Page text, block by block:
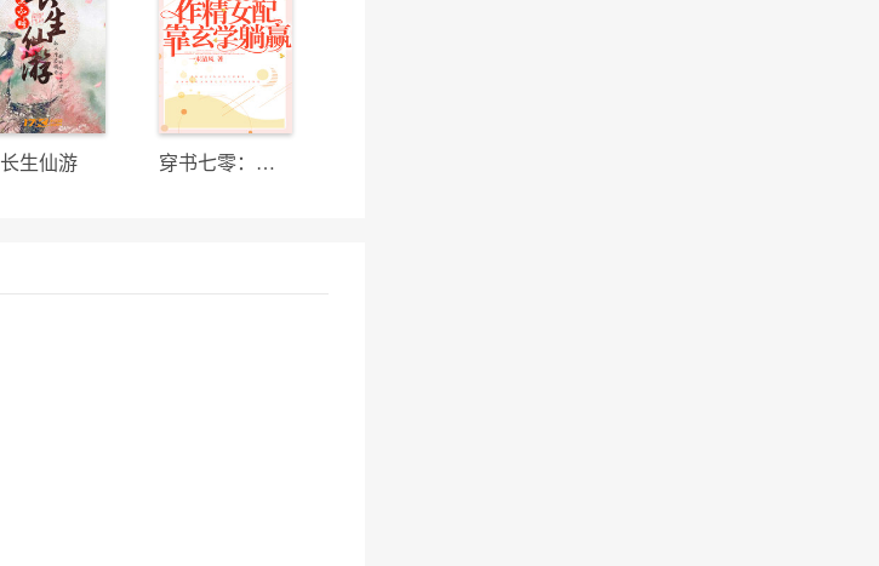
长生仙游 穿书七零：作精女配靠玄学躺赢